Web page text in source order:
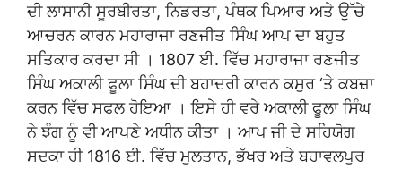
ਦੀ ਲਾਸਾਨੀ ਸੂਰਬੀਰਤਾ, ਨਿਡਰਤਾ, ਪੰਥਕ ਪਿਆਰ ਅਤੇ ਉੱਚੇ
ਆਚਰਨ ਕਾਰਨ ਮਹਾਰਾਜਾ ਰਣਜੀਤ ਸਿੰਘ ਆਪ ਦਾ ਬਹੁਤ
ਸਤਿਕਾਰ ਕਰਦਾ ਸੀ । 1807 ਈ. ਵਿੱਚ ਮਹਾਰਾਜਾ ਰਣਜੀਤ
ਸਿੰਘ ਅਕਾਲੀ ਫੂਲਾ ਸਿੰਘ ਦੀ ਬਹਾਦਰੀ ਕਾਰਨ ਕਸੁਰ ‘ਤੇ ਕਬਜ਼ਾ
ਕਰਨ ਵਿੱਚ ਸਫਲ ਹੋਇਆ । ਇਸੇ ਹੀ ਵਰੇ ਅਕਾਲੀ ਫੂਲਾ ਸਿੰਘ
ਨੇ ਝੰਗ ਨੂੰ ਵੀ ਆਪਣੇ ਅਧੀਨ ਕੀਤਾ । ਆਪ ਜੀ ਦੇ ਸਹਿਯੋਗ
ਸਦਕਾ ਹੀ 1816 ਈ. ਵਿੱਚ ਮੁਲਤਾਨ, ਭੱਖਰ ਅਤੇ ਬਹਾਵਲਪੁਰ